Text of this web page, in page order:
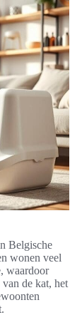
Belgische
wonen veel
waardoor
de kat, het